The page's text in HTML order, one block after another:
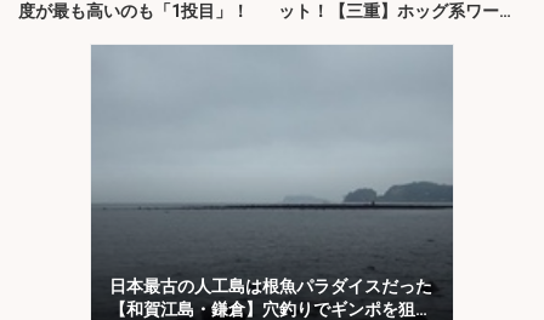
度が最も高いのも「1投目」！
ット！【三重】ホッグ系ワーム
日本最古の人工島は根魚パラダイスだった
【和賀江島・鎌倉】穴釣りでギンポを狙